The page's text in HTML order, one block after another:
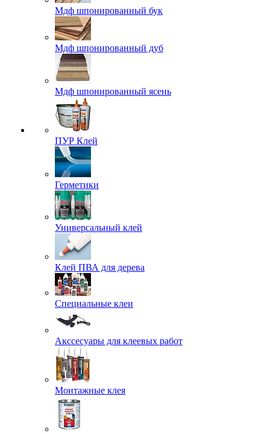
Мдф шпонированный бук
Мдф шпонированный дуб
Мдф шпонированный ясень
ПУР Клей
Герметики
Универсальный клей
Клей ПВА для дерева
Специальные клеи
Акссесуары для клеевых работ
Монтажные клея